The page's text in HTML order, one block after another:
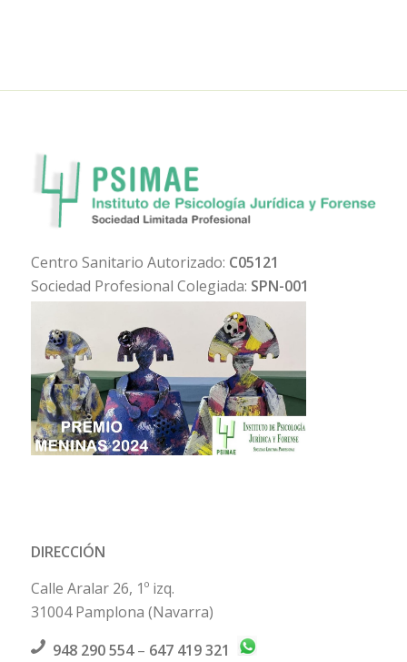
Centro Sanitario Autorizado: C05121
Sociedad Profesional Colegiada: SPN-001
DIRECCIÓN
Calle Aralar 26, 1º izq.
31004 Pamplona (Navarra)
948 290 554– 647 419 321